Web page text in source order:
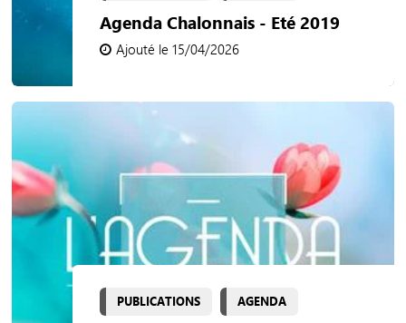
Agenda Chalonnais - Eté 2019
Ajouté le 15/04/2026
PUBLICATIONS AGENDA